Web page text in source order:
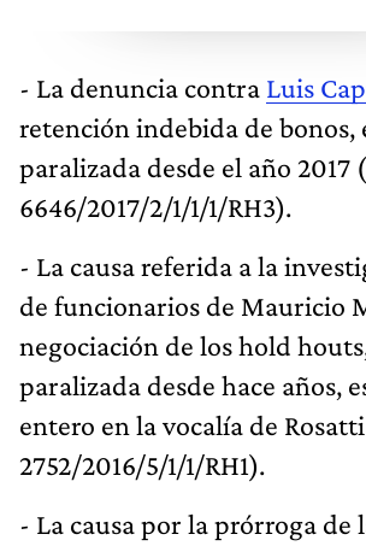
- La denuncia contra Luis
retención indebida de bonos,
paralizada desde el año 2017
6646/2017/2/1/1/1/RH3).
- La causa referida a la
de funcionarios de Mauricio
negociación de los hold
paralizada desde hace años,
entero en la vocalía de
2752/2016/5/1/1/RH1).
- La causa por la prórroga de